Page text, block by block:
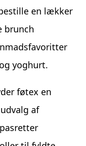
en lækker
brunch
yoghurt.
føtex en
af